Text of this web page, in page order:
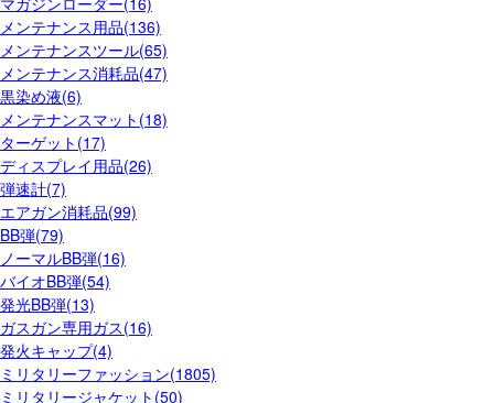
メンテナンス用品(136)
メンテナンスツール(65)
メンテナンス消耗品(47)
黒染め液(6)
メンテナンスマット(18)
ターゲット(17)
ディスプレイ用品(26)
弾速計(7)
エアガン消耗品(99)
BB弾(79)
ノーマルBB弾(16)
バイオBB弾(54)
発光BB弾(13)
ガスガン専用ガス(16)
発火キャップ(4)
ミリタリーファッション(1805)
ミリタリージャケット(50)